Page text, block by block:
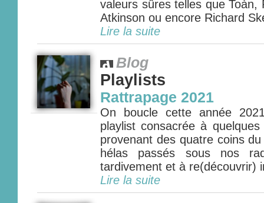
valeurs sûres telles que Toàn,
Atkinson ou encore Richard
Lire la suite
Blog
Playlists
Rattrapage 2021
On boucle cette année
playlist consacrée à
provenant des quatre coins
hélas passés sous nos
tardivement et à re(découvrir)
Lire la suite